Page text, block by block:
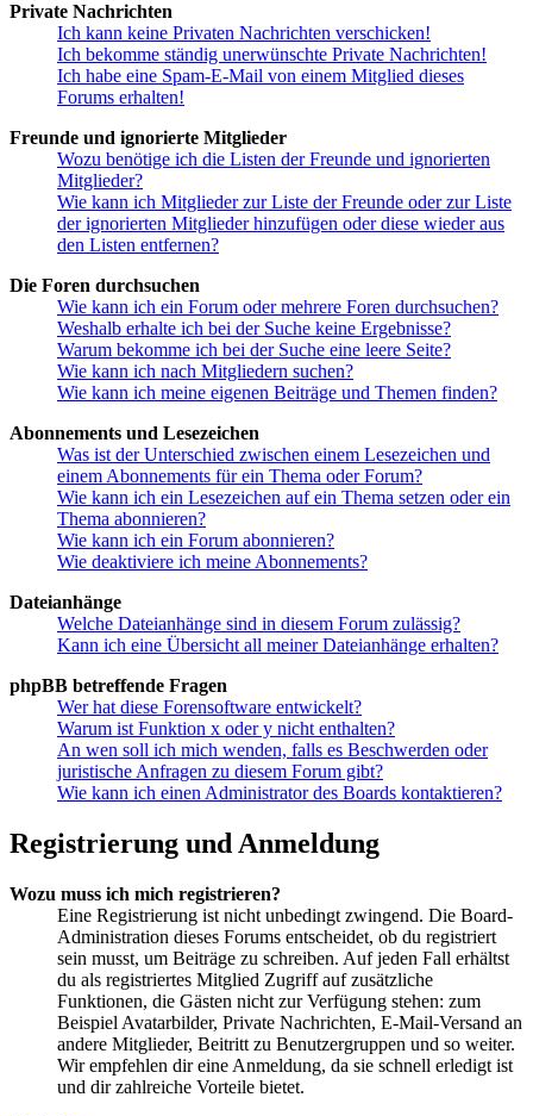
Private Nachrichten
Ich kann keine Privaten Nachrichten verschicken!
Ich bekomme ständig unerwünschte Private Nachrichten!
Ich habe eine Spam-E-Mail von einem Mitglied dieses
Forums erhalten!
Freunde und ignorierte Mitglieder
Wozu benötige ich die Listen der Freunde und ignorierten
Mitglieder?
Wie kann ich Mitglieder zur Liste der Freunde oder zur Liste
der ignorierten Mitglieder hinzufügen oder diese wieder aus
den Listen entfernen?
Die Foren durchsuchen
Wie kann ich ein Forum oder mehrere Foren durchsuchen?
Weshalb erhalte ich bei der Suche keine Ergebnisse?
Warum bekomme ich bei der Suche eine leere Seite?
Wie kann ich nach Mitgliedern suchen?
Wie kann ich meine eigenen Beiträge und Themen finden?
Abonnements und Lesezeichen
Was ist der Unterschied zwischen einem Lesezeichen und
einem Abonnements für ein Thema oder Forum?
Wie kann ich ein Lesezeichen auf ein Thema setzen oder ein
Thema abonnieren?
Wie kann ich ein Forum abonnieren?
Wie deaktiviere ich meine Abonnements?
Dateianhänge
Welche Dateianhänge sind in diesem Forum zulässig?
Kann ich eine Übersicht all meiner Dateianhänge erhalten?
phpBB betreffende Fragen
Wer hat diese Forensoftware entwickelt?
Warum ist Funktion x oder y nicht enthalten?
An wen soll ich mich wenden, falls es Beschwerden oder
juristische Anfragen zu diesem Forum gibt?
Wie kann ich einen Administrator des Boards kontaktieren?
Registrierung und Anmeldung
Wozu muss ich mich registrieren?
Eine Registrierung ist nicht unbedingt zwingend. Die Board-
Administration dieses Forums entscheidet, ob du registriert
sein musst, um Beiträge zu schreiben. Auf jeden Fall erhältst
du als registriertes Mitglied Zugriff auf zusätzliche
Funktionen, die Gästen nicht zur Verfügung stehen: zum
Beispiel Avatarbilder, Private Nachrichten, E-Mail-Versand an
andere Mitglieder, Beitritt zu Benutzergruppen und so weiter.
Wir empfehlen dir eine Anmeldung, da sie schnell erledigt ist
und dir zahlreiche Vorteile bietet.